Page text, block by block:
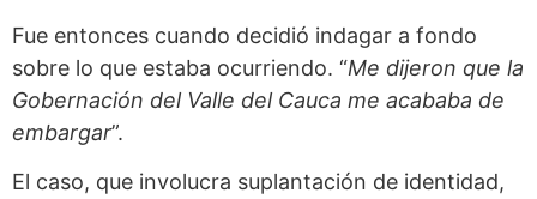
Fue entonces cuando decidió indagar a fondo
sobre lo que estaba ocurriendo. “Me dijeron que la
Gobernación del Valle del Cauca me acababa de
embargar”.
El caso, que involucra suplantación de identidad,